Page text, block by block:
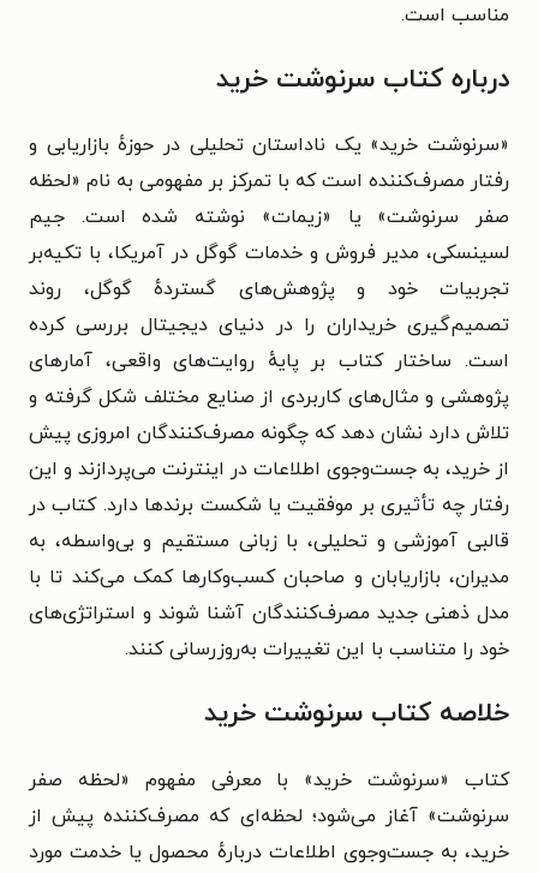
مناسب است.
درباره کتاب سرنوشت خرید
«سرنوشت خرید» یک ناداستان تحلیلی در حوزهٔ بازاریابی و
رفتار مصرف‌کننده است که با تمرکز بر مفهومی به نام «لحظه
صفر سرنوشت» یا «زیمات» نوشته شده است. جیم
لسینسکی، مدیر فروش و خدمات گوگل در آمریکا، با تکیه‌بر
تجربیات خود و پژوهش‌های گستردهٔ گوگل، روند
تصمیم‌گیری خریداران را در دنیای دیجیتال بررسی کرده
است. ساختار کتاب بر پایهٔ روایت‌های واقعی، آمارهای
پژوهشی و مثال‌های کاربردی از صنایع مختلف شکل گرفته و
تلاش دارد نشان دهد که چگونه مصرف‌کنندگان امروزی پیش
از خرید، به جست‌وجوی اطلاعات در اینترنت می‌پردازند و این
رفتار چه تأثیری بر موفقیت یا شکست برندها دارد. کتاب در
قالبی آموزشی و تحلیلی، با زبانی مستقیم و بی‌واسطه، به
مدیران، بازاریابان و صاحبان کسب‌وکارها کمک می‌کند تا با
مدل ذهنی جدید مصرف‌کنندگان آشنا شوند و استراتژی‌های
خود را متناسب با این تغییرات به‌روزرسانی کنند.
خلاصه کتاب سرنوشت خرید
کتاب «سرنوشت خرید» با معرفی مفهوم «لحظه صفر
سرنوشت» آغاز می‌شود؛ لحظه‌ای که مصرف‌کننده پیش از
خرید، به جست‌وجوی اطلاعات دربارهٔ محصول یا خدمت مورد